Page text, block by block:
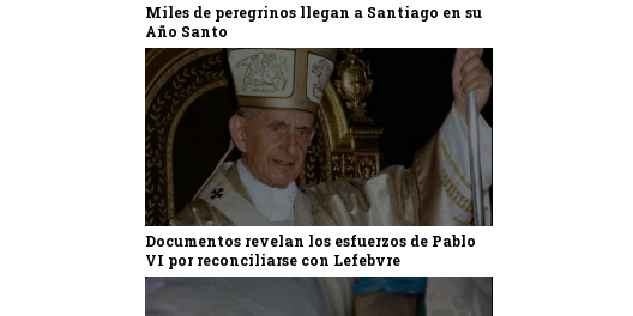
Miles de peregrinos llegan a Santiago en su
Año Santo
Documentos revelan los esfuerzos de Pablo
VI por reconciliarse con Lefebvre